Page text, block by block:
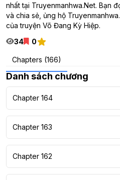
nhất tại Truyenmanhwa.Net. Bạn
và chia sẻ, ủng hộ
của truyện Võ Đang Kỳ Hiệp.
34
0
Chapters (166)
Danh sách chương
Chapter 164
Chapter 163
Chapter 162